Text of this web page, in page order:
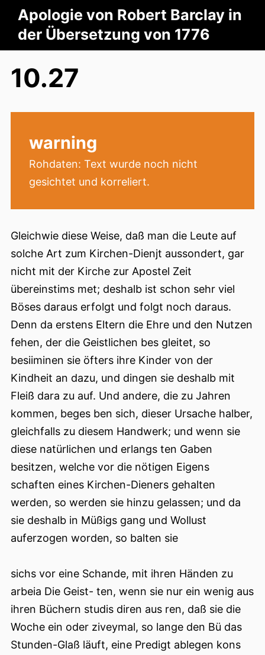
Apologie von Robert Barclay in
der Übersetzung von 1776
10.27
warning
Rohdaten: Text wurde noch nicht
gesichtet und korreliert.
Gleichwie diese Weise, daß man die Leute auf
solche Art zum Kirchen-Dienjt aussondert, gar
nicht mit der Kirche zur Apostel Zeit
übereinstims met; deshalb ist schon sehr viel
Böses daraus erfolgt und folgt noch daraus.
Denn da erstens Eltern die Ehre und den Nutzen
fehen, der die Geistlichen bes gleitet, so
besiiminen sie öfters ihre Kinder von der
Kindheit an dazu, und dingen sie deshalb mit
Fleiß dara zu auf. Und andere, die zu Jahren
kommen, beges ben sich, dieser Ursache halber,
gleichfalls zu diesem Handwerk; und wenn sie
diese natürlichen und erlangs ten Gaben
besitzen, welche vor die nötigen Eigens
schaften eines Kirchen-Dieners gehalten
werden, so werden sie hinzu gelassen; und da
sie deshalb in Müßigs gang und Wollust
auferzogen worden, so balten sie
sichs vor eine Schande, mit ihren Händen zu
arbeia Die Geist- ten, wenn sie nur ein wenig aus
ihren Büchern studis diren aus ren, daß sie die
Woche ein oder ziveymal, so lange den Bü das
Stunden-Glaß läuft, eine Predigt ablegen kons